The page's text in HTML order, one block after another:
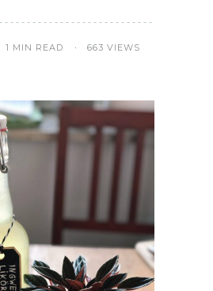
1 MIN READ 663 VIEWS